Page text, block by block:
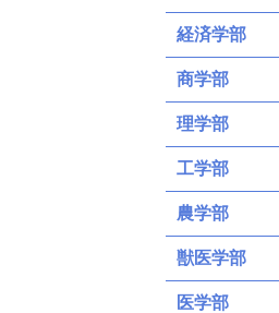
経済学部
商学部
理学部
工学部
農学部
獣医学部
医学部